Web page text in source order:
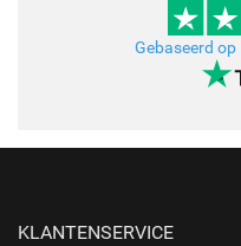
Gebaseerd
KLANTENSERVICE